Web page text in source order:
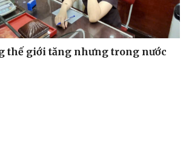
thế giới tăng nhưng trong nước